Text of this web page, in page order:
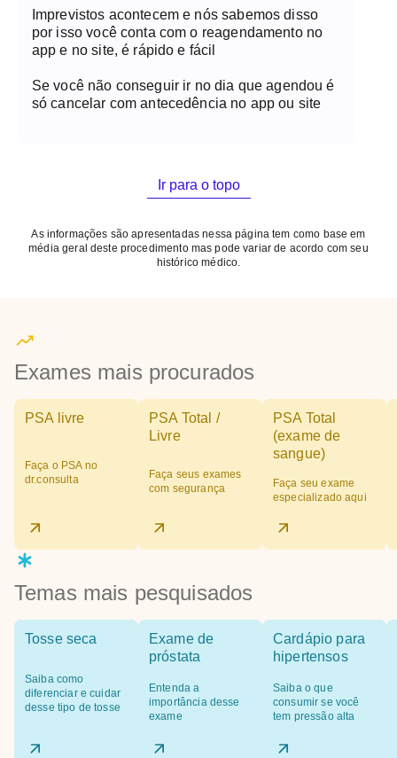
Imprevistos acontecem e nós sabemos disso
por isso você conta com o reagendamento no
app e no site, é rápido e fácil
Se você não conseguir ir no dia que agendou é
só cancelar com antecedência no app ou site
Ir para o topo
As informações são apresentadas nessa página tem como base em
média geral deste procedimento mas pode variar de acordo com seu
histórico médico.
Exames mais procurados
PSA livre
Faça o PSA no
dr.consulta
PSA Total /
Livre
Faça seus exames
com segurança
PSA Total
(exame de
sangue)
Faça seu exame
especializado aqui
Temas mais pesquisados
Tosse seca
Saiba como
diferenciar e cuidar
desse tipo de tosse
Exame de
próstata
Entenda a
importância desse
exame
Cardápio para
hipertensos
Saiba o que
consumir se você
tem pressão alta